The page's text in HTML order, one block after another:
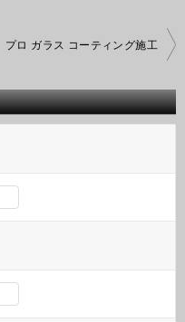
プロ ガラス コーティング施工